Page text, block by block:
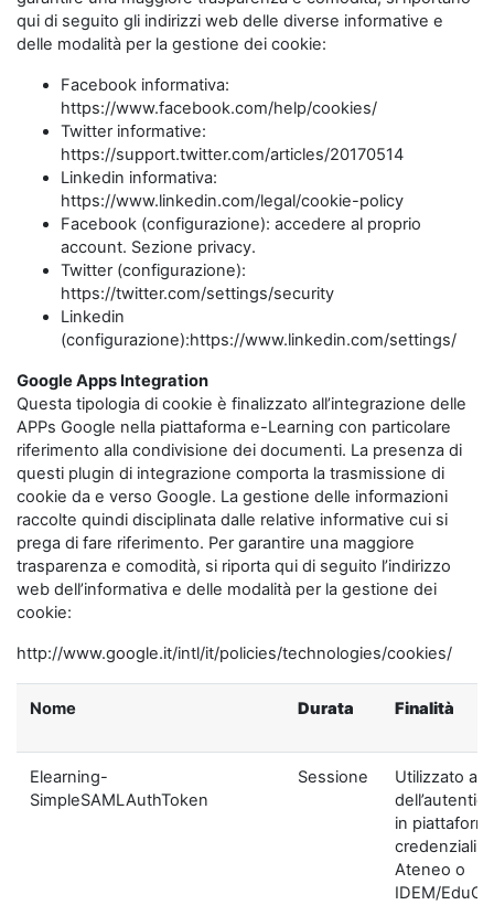
qui di seguito gli indirizzi web delle diverse informative e
delle modalità per la gestione dei cookie:
Facebook informativa:
https://www.facebook.com/help/cookies/
Twitter informative:
https://support.twitter.com/articles/20170514
Linkedin informativa:
https://www.linkedin.com/legal/cookie-policy
Facebook (configurazione): accedere al proprio
account. Sezione privacy.
Twitter (configurazione):
https://twitter.com/settings/security
Linkedin
(configurazione):https://www.linkedin.com/settings/
Google Apps Integration
Questa tipologia di cookie è finalizzato all’integrazione delle
APPs Google nella piattaforma e-Learning con particolare
riferimento alla condivisione dei documenti. La presenza di
questi plugin di integrazione comporta la trasmissione di
cookie da e verso Google. La gestione delle informazioni
raccolte quindi disciplinata dalle relative informative cui si
prega di fare riferimento. Per garantire una maggiore
trasparenza e comodità, si riporta qui di seguito l’indirizzo
web dell’informativa e delle modalità per la gestione dei
cookie:
http://www.google.it/intl/it/policies/technologies/cookies/
Nome Durata Finalità
Elearning-
SimpleSAMLAuthToken
Sessione
Utilizzato ai
in
credenziali di
Ateneo o
IDEM/